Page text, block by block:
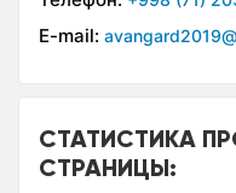
E-mail:
СТАТИСТИКА
СТРАНИЦЫ: